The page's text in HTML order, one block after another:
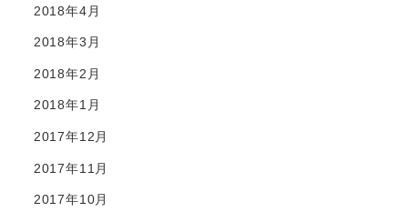
2018年4月
2018年3月
2018年2月
2018年1月
2017年12月
2017年11月
2017年10月